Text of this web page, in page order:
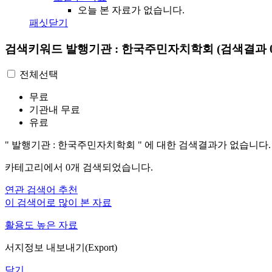
오늘 본 자료가 없습니다.
패싯닫기
검색키워드 발행기관 : 한국주민자치학회 (검색결과
전체선택
무료
기관내 무료
유료
" 발행기관 : 한국주민자치학회 " 에 대한 검색결과가 없습니다.
카테고리에서 0개 검색되었습니다.
연관 검색어 추천
이 검색어로 많이 본 자료
활용도 높은 자료
서지정보 내보내기(Export)